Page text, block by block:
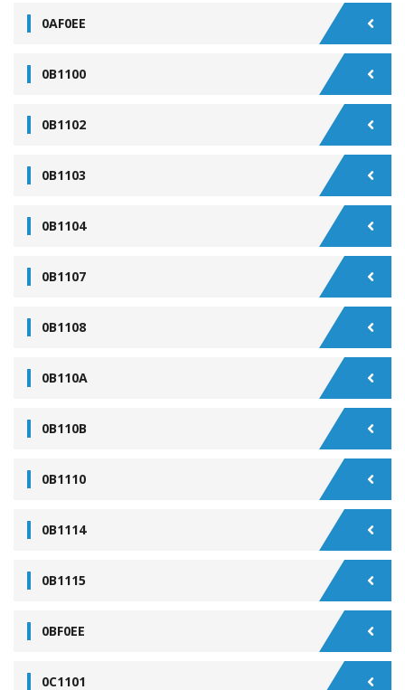
0AF0EE
0B1100
0B1102
0B1103
0B1104
0B1107
0B1108
0B110A
0B110B
0B1110
0B1114
0B1115
0BF0EE
0C1101